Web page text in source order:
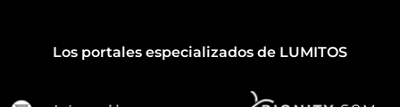
Los portales especializados de LUMITOS